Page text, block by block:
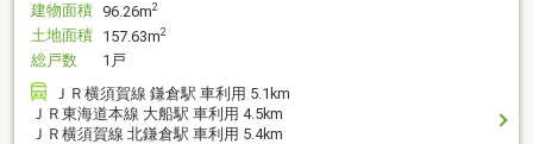
建物面積 96.26m2
土地面積 157.63m2
総戸数
1戸
ＪＲ横須賀線 鎌倉駅 車利用 5.1km
ＪＲ東海道本線 大船駅 車利用 4.5km
ＪＲ横須賀線 北鎌倉駅 車利用 5.4km